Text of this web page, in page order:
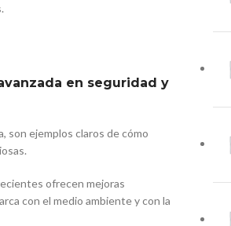
en seguridad y
son ejemplos claros de cómo
ofrecen mejoras
con el medio ambiente y con la